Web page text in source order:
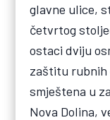
glavne ulice,
četvrtog
ostaci dviju
zaštitu rubnih
smještena u
Nova Dolina,